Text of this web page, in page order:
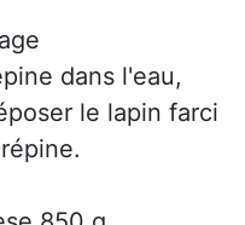
dans l'eau,
le lapin farci